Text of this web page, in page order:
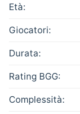
Età:
Giocatori:
Durata:
Rating BGG:
Complessità: